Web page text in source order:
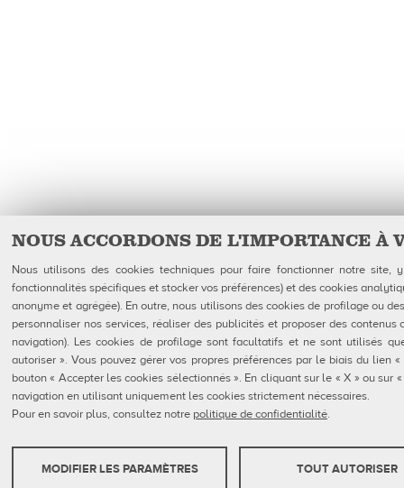
NOUS ACCORDONS DE L'IMPORTANCE À
Nous utilisons des cookies techniques pour faire fonctionner notre site,
fonctionnalités spécifiques et stocker vos préférences) et des cookies
anonyme et agrégée). En outre, nous utilisons des cookies de profilage ou
personnaliser nos services, réaliser des publicités et proposer des
navigation). Les cookies de profilage sont facultatifs et ne sont utilisés
autoriser ». Vous pouvez gérer vos propres préférences par le biais du lien
bouton « Accepter les cookies sélectionnés ». En cliquant sur le « X » ou sur
navigation en utilisant uniquement les cookies strictement nécessaires.
Pour en savoir plus, consultez notre politique de confidentialité.
TOUT AUTORISER
MODIFIER LES PARAMÈTRES